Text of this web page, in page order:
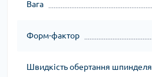
Вага
Форм-фактор
Швидкість обертання шпинделя